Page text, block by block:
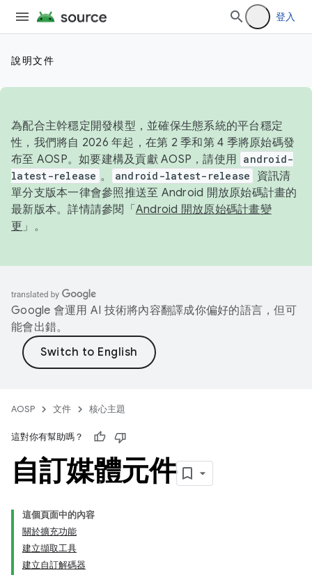
登入
說明文件
為配合主幹穩定開發模型，並確保生態系統的平台穩定
性，我們將自 2026 年起，在第 2 季和第 4 季將原始碼發
布至 AOSP。如要建構及貢獻 AOSP，請使用 android-
latest-release 。 android-latest-release
資訊清
單分支版本一律會參照推送至 Android 開放原始碼計畫的
最新版本。詳情請參閱「 Android 開放原始碼計畫變
更 」。
Google 會運用 AI 技術將內容翻譯成你偏好的語言，但可
能會出錯。
AOSP 文件 核心主題
這對你有幫助嗎？
自訂媒體元件
這個頁面中的內容
關於擴充功能
建立擷取工具
建立自訂解碼器